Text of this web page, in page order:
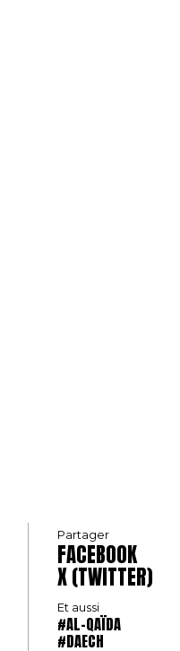
Partager
FACEBOOK
X (TWITTER)
Et aussi
#AL-QAÏDA
#DAECH